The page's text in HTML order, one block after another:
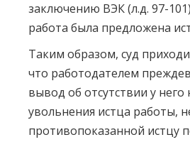
заключению ВЭК (л.д. 97-
работа была предложена
Таким образом, суд
что работодателем
вывод об отсутствии у
увольнения истца работы,
противопоказанной истцу